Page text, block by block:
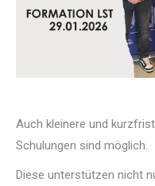
Auch kleinere und
Schulungen sind möglich.
Diese unterstützen nicht